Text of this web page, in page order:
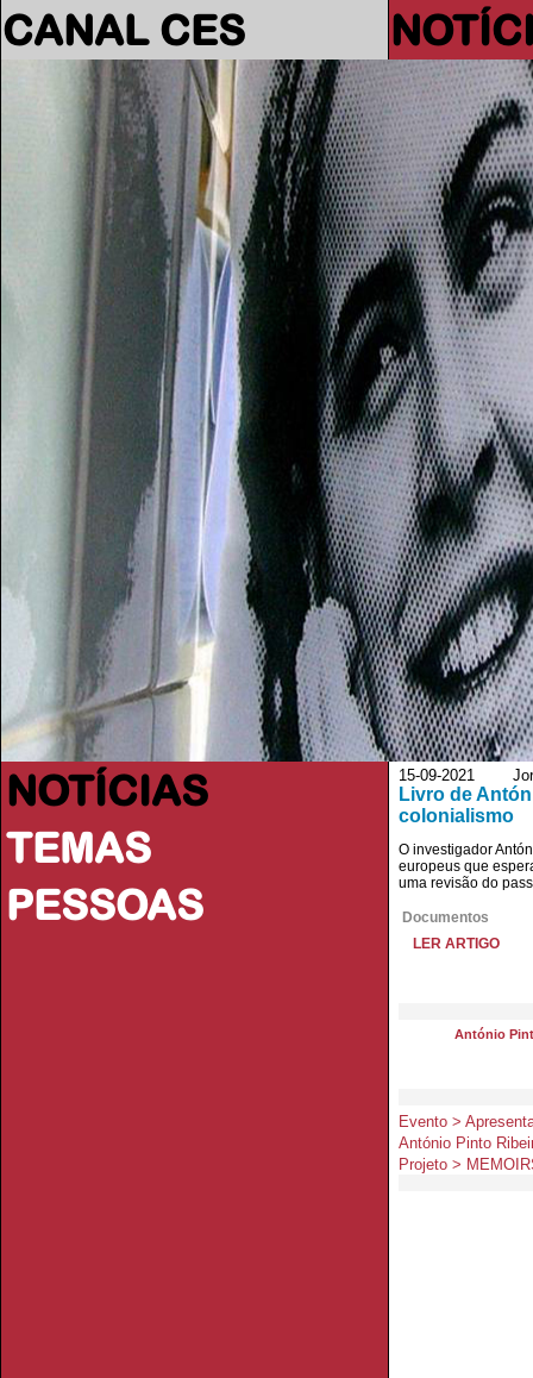
CANAL CES
NOTÍCIAS
TEMAS
PESSOAS
15-09-2021
Livro de
colonialismo
O investigador
europeus que
uma revisão do
Documentos
LER ARTIGO
António
Evento >
António Pinto
Projeto >